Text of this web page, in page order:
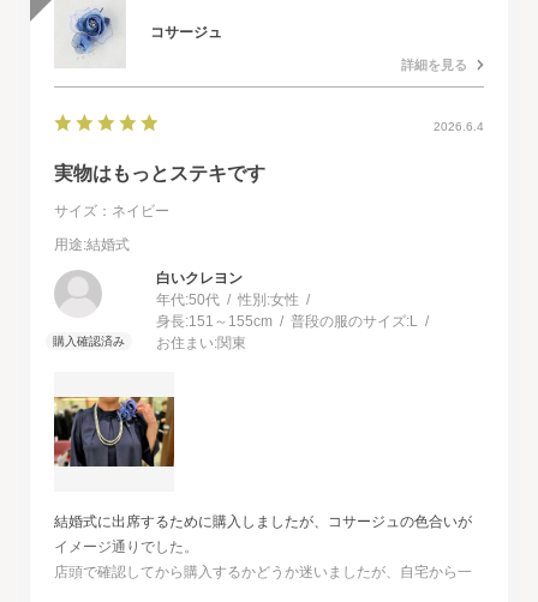
コサージュ
詳細を見る
2026.6.4
実物はもっとステキです
サイズ：ネイビー
用途:結婚式
白いクレヨン
年代:50代 性別:女性
身長:151～155cm 普段の服のサイズ:L
お住まい:関東
結婚式に出席するために購入しましたが、コサージュの色合いが
イメージ通りでした。
店頭で確認してから購入するかどうか迷いましたが、自宅から一